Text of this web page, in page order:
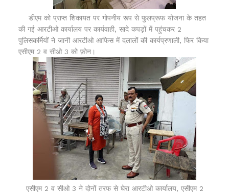
डीएम को प्राप्त शिकायत पर गोपनीय रूप से फुलप्रूफ योजना के तहत
की गई आरटीओ कार्यालय पर कार्यवाही, सादे कपड़ों में पहुंचकर 2
पुलिसकर्मियों ने जानी आरटीओ आफिस में दलालों की कार्यप्रणाली, फिर किया
एसीएम 2 व सीओ 3 को फ़ोन।
एसीएम 2 व सीओ 3 ने दोनों तरफ से घेरा आरटीओ कार्यालय, एसीएम 2